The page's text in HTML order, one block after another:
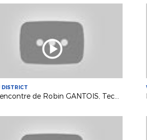
DISTRICT
A la rencontre de Robin GANTOIS, Technicien Départemental